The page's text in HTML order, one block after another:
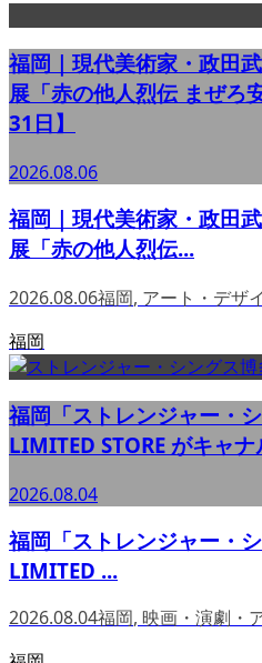
福岡｜現代美術家・政田
展「赤の他人烈伝 まぜろ
31日】
2026.08.06
福岡｜現代美術家・政田
展「赤の他人烈伝...
2026.08.06福岡, アート・デザ
福岡
福岡「ストレンジャー・
LIMITED STORE がキャ
2026.08.04
福岡「ストレンジャー・
LIMITED ...
2026.08.04福岡, 映画・演劇・